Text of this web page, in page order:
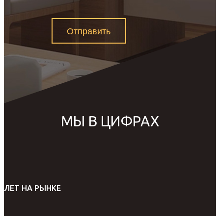
Отправить
МЫ В ЦИФРАХ
ЛЕТ НА РЫНКЕ